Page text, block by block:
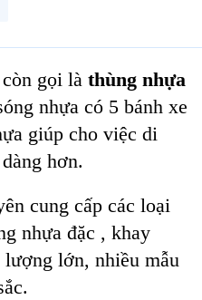
gọi là thùng nhựa
nhựa có 5 bánh xe
giúp cho việc di
hơn.
cung cấp các loại
nhựa đặc , khay
lớn, nhiều mẫu